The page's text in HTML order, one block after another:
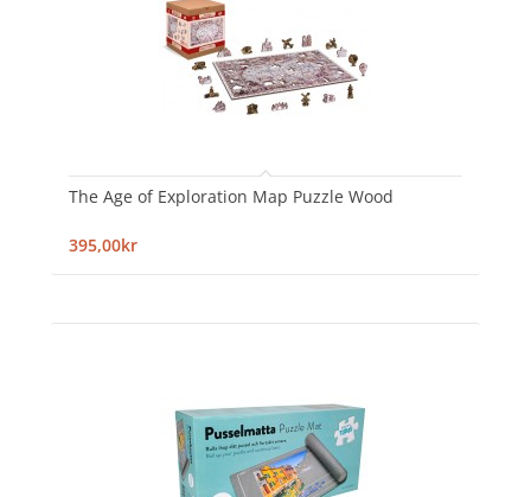
The Age of Exploration Map Puzzle Wood
395,00kr